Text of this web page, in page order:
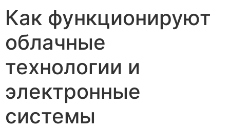
Как функционируют
облачные
технологии и
электронные
системы